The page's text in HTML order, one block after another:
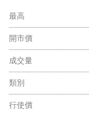
最高
開市價
成交量
類別
行使價